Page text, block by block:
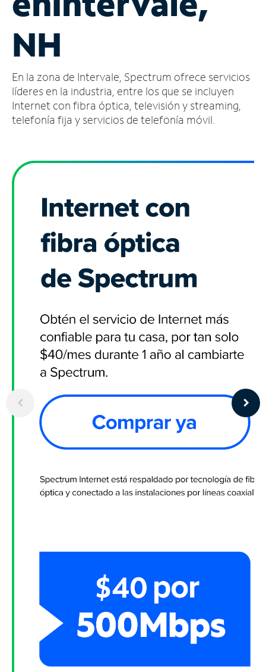
cuenta
Encuentra
tienda
NH
En la zona de Intervale, Spectrum ofrece servicios
líderes en la industria, entre los que se incluyen
Internet con fibra óptica, televisión y streaming,
telefonía fija y servicios de telefonía móvil.